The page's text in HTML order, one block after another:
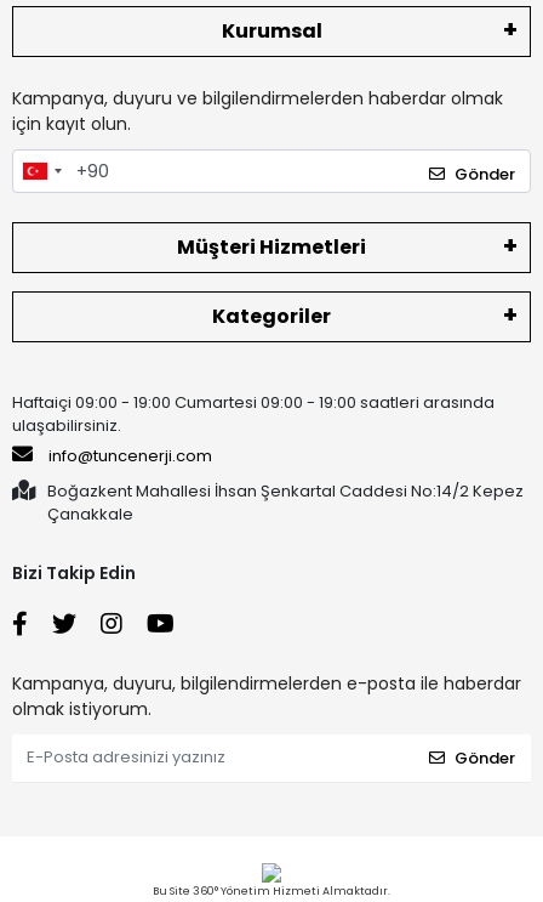
Kurumsal
Kampanya, duyuru ve bilgilendirmelerden haberdar olmak
için kayıt olun.
Gönder
Müşteri Hizmetleri
Kategoriler
Haftaiçi 09:00 - 19:00 Cumartesi 09:00 - 19:00 saatleri arasında
ulaşabilirsiniz.
info@tuncenerji.com
Boğazkent Mahallesi İhsan Şenkartal Caddesi No:14/2 Kepez
Çanakkale
Bizi Takip Edin
Kampanya, duyuru, bilgilendirmelerden e-posta ile haberdar
olmak istiyorum.
Gönder
Bu Site 360° Yönetim Hizmeti Almaktadır.